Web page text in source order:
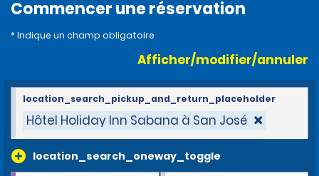
Commencer une réservation
* Indique un champ obligatoire
Afficher/modifier/annuler
Hôtel Holiday Inn Sabana à San José
location_search_oneway_toggle
location_search_pickup_and_return_placeholder